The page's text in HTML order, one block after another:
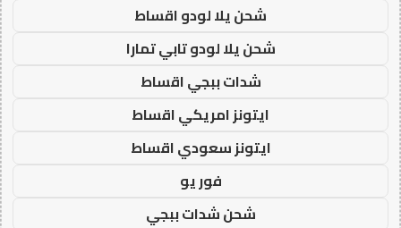
شحن يلا لودو اقساط
شحن يلا لودو تابي تمارا
شدات ببجي اقساط
ايتونز امريكي اقساط
ايتونز سعودي اقساط
فور يو
شحن شدات ببجي